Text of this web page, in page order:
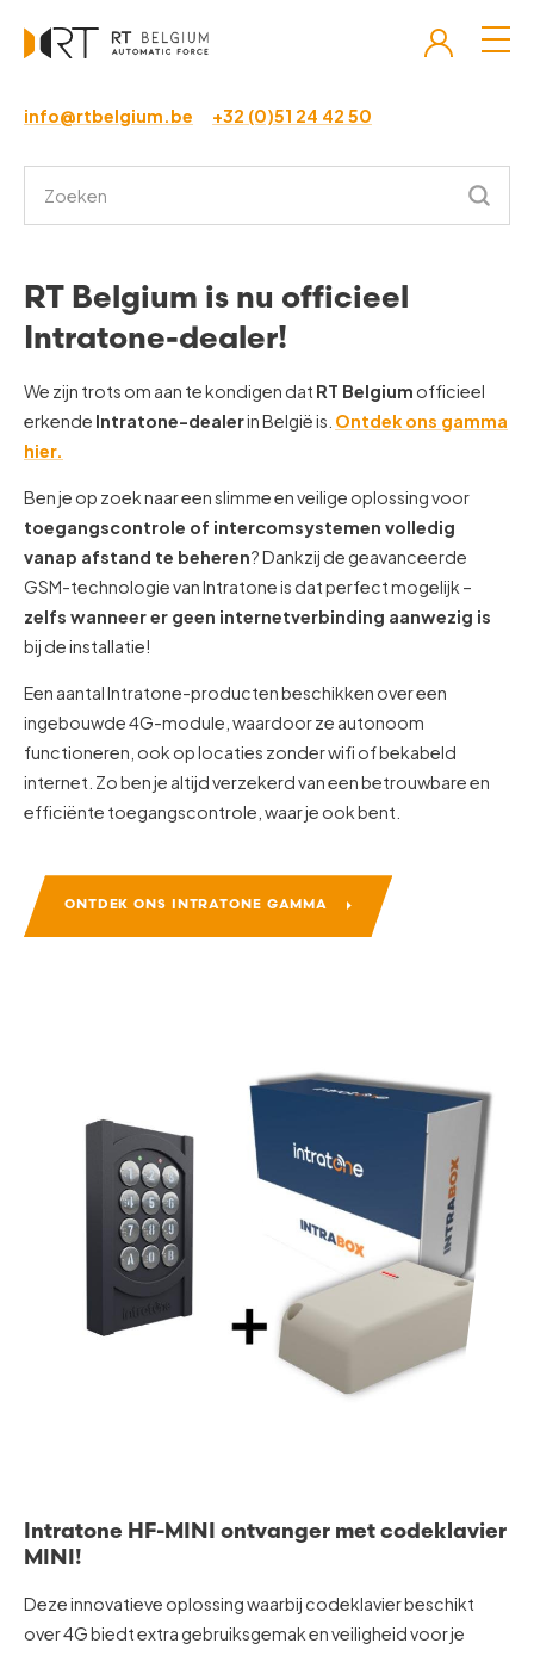
info@rtbelgium.be +32 (0)51 24 42 50
RT Belgium is nu officieel
Intratone-dealer!
We zijn trots om aan te kondigen dat RT Belgium officieel
erkende Intratone-dealerin België is. Ontdek ons gamma
hier.
Ben je op zoek naar een slimme en veilige oplossing voor
toegangscontrole of intercomsystemen volledig
vanap afstand te beheren? Dankzij de geavanceerde
GSM-technologie van Intratone is dat perfect mogelijk –
zelfs wanneer er geen internetverbinding aanwezig is
bij de installatie!
Een aantal Intratone-producten beschikken over een
ingebouwde 4G-module, waardoor ze autonoom
functioneren, ook op locaties zonder wifi of bekabeld
internet. Zo ben je altijd verzekerd van een betrouwbare en
efficiënte toegangscontrole, waar je ook bent.
ONTDEK ONS INTRATONE GAMMA
Intratone HF-MINI ontvanger met codeklavier
MINI!
Deze innovatieve oplossing waarbij codeklavier beschikt
over 4G biedt extra gebruiksgemak en veiligheid voor je